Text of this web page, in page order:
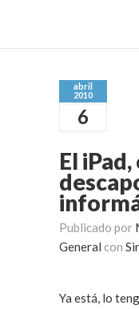
abril
2010
6
El iPad,
Publicado por
General con
Ya está, lo